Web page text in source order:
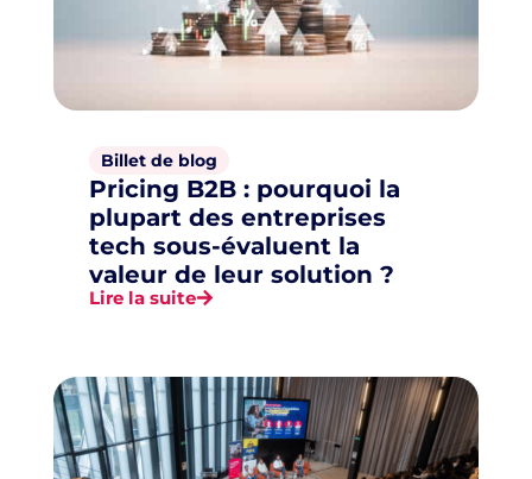
Billet de blog
Pricing B2B : pourquoi la
plupart des entreprises
tech sous-évaluent la
valeur de leur solution ?
Lire la suite